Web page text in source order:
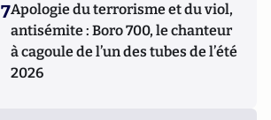
7Apologie du terrorisme et du viol,
antisémite : Boro 700, le chanteur
à cagoule de l’un des tubes de l’été
2026